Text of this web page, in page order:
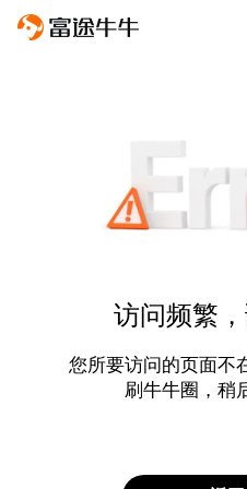
访问频繁
您所要访问的页面不
刷牛牛圈，稍